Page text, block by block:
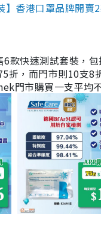
】香港口罩品牌開
6款快速測試套裝，
折，而門市則10支
門市購買一支平均